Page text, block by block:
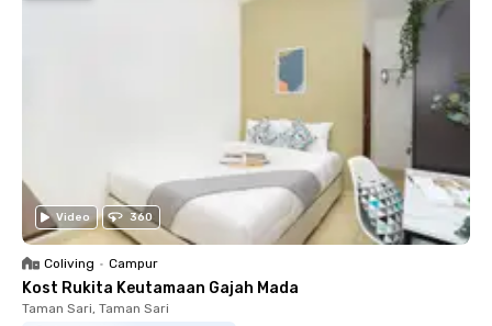
Video 360
Coliving • Campur
Kost Rukita Keutamaan Gajah Mada
Taman Sari, Taman Sari